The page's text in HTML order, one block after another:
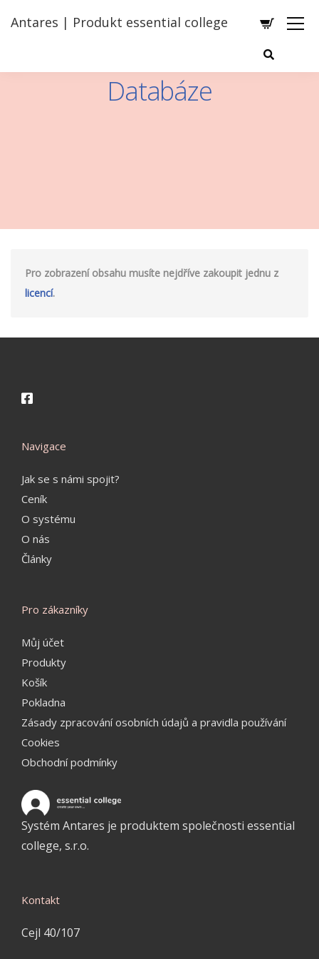
Antares | Produkt essential college
Databáze
Pro zobrazení obsahu musíte nejdříve zakoupit jednu z
licencí.
Navigace
Jak se s námi spojit?
Ceník
O systému
O nás
Články
Pro zákazníky
Můj účet
Produkty
Košík
Pokladna
Zásady zpracování osobních údajů a pravidla používání
Cookies
Obchodní podmínky
Systém Antares je produktem společnosti essential
college, s.r.o.
Kontakt
Cejl 40/107